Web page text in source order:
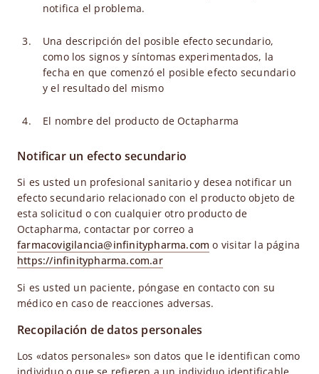
notifica el problema.
Una descripción del posible efecto secundario,
como los signos y síntomas experimentados, la
fecha en que comenzó el posible efecto secundario
y el resultado del mismo
El nombre del producto de Octapharma
Notificar un efecto secundario
Si es usted un profesional sanitario y desea notificar un
efecto secundario relacionado con el producto objeto de
esta solicitud o con cualquier otro producto de
Octapharma, contactar por correo a
farmacovigilancia@infinitypharma.com o visitar la página
https://infinitypharma.com.ar
Si es usted un paciente, póngase en contacto con su
médico en caso de reacciones adversas.
Recopilación de datos personales
Los «datos personales» son datos que le identifican como